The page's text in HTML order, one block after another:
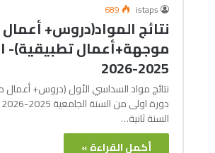
istaps
689
نتائج المواد(دروس+ أعمال
موجهة+أعمال تطبيقية)-
2025-2026
نتائج مواد السداسي الأول (دروس+
السنة ثانية…
أكمل القراءة »